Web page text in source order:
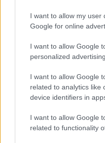
I want to allow my user
Google for online
I want to allow Google
personalized advertising.
I want to allow Google
related to analytics like
device identifiers in
I want to allow Google
related to functionality